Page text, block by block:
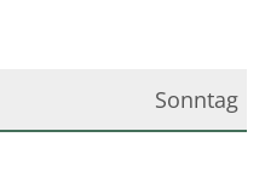
Sonntag